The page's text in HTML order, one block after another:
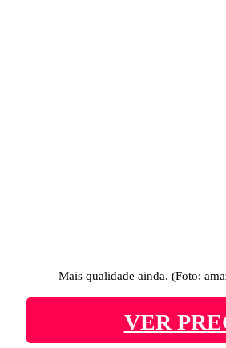
Mais qualidade ainda. (Foto:
VER